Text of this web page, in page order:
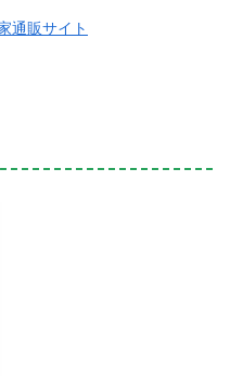
通販サイト